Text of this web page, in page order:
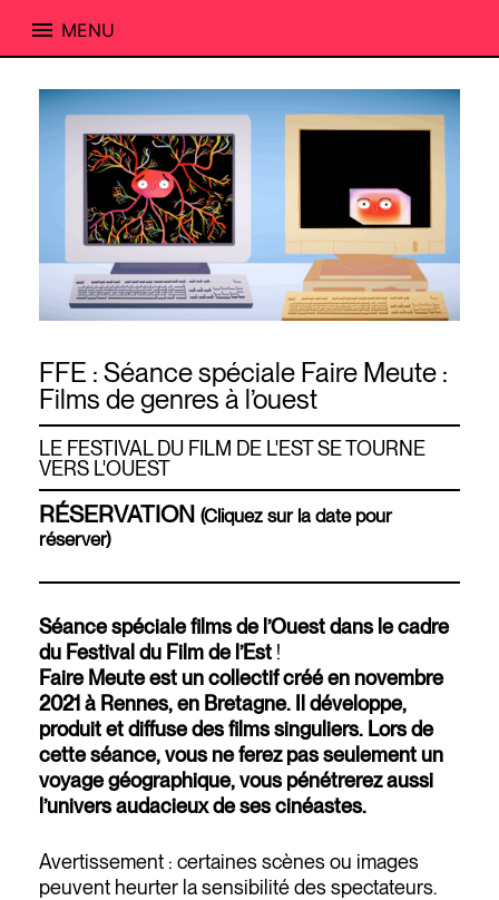
content
MENU
FFE : Séance spéciale Faire Meute :
Films de genres à l’ouest
LE FESTIVAL DU FILM DE L'EST SE TOURNE
VERS L'OUEST
RÉSERVATION (Cliquez sur la date pour
réserver)
Séance spéciale films de l’Ouest dans le cadre
du Festival du Film de l’Est !
Faire Meute est un collectif créé en novembre
2021 à Rennes, en Bretagne. Il développe,
produit et diffuse des films singuliers. Lors de
cette séance, vous ne ferez pas seulement un
voyage géographique, vous pénétrerez aussi
l’univers audacieux de ses cinéastes.
Avertissement : certaines scènes ou images
peuvent heurter la sensibilité des spectateurs.